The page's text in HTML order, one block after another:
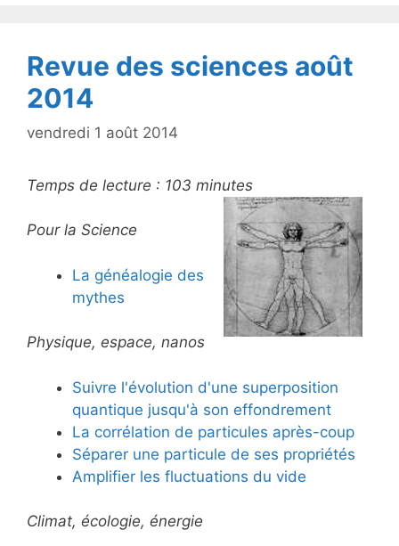
Revue des sciences août
2014
vendredi 1 août 2014
Temps de lecture : 103 minutes
Pour la Science
La généalogie des
mythes
Physique, espace, nanos
Suivre l'évolution d'une superposition
quantique jusqu'à son effondrement
La corrélation de particules après-coup
Séparer une particule de ses propriétés
Amplifier les fluctuations du vide
Climat, écologie, énergie